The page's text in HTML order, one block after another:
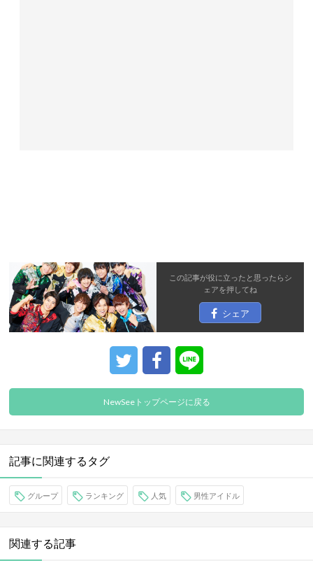
この記事が役に立ったと思ったらシ
ェアを押してね
シェア
NewSeeトップページに戻る
記事に関連するタグ
グループ ランキング 人気 男性アイドル
関連する記事